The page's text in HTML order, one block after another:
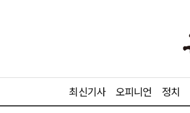
최신기사 오피니언 정치